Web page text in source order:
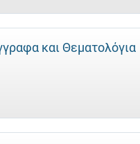
και Θεματολόγια